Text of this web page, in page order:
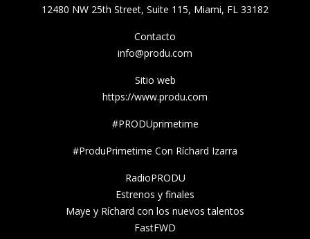
12480 NW 25th Street, Suite 115, Miami, FL 33182
Contacto
info@produ.com
Sitio web
https://www.produ.com
#PRODUprimetime
#ProduPrimetime Con Ríchard Izarra
RadioPRODU
Estrenos y finales
Maye y Ríchard con los nuevos talentos
FastFWD